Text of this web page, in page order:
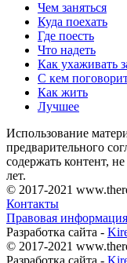
Чем заняться
Куда поехать
Где поесть
Что надеть
Как ухаживать
С кем
Как жить
Лучшее
Использование
предварительного
содержать контент,
лет.
© 2017-2021
Контакты
Правовая информация
Разработка сайта -
© 2017-2021